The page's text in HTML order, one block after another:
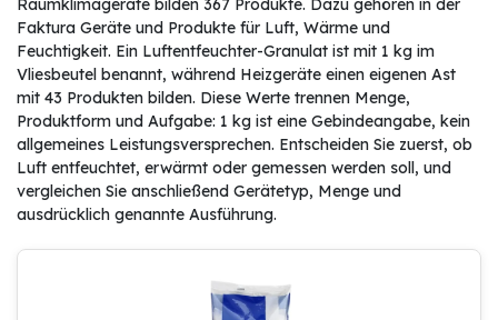
Raumklimageräte bilden 367 Produkte. Dazu gehören in der
Faktura Geräte und Produkte für Luft, Wärme und
Feuchtigkeit. Ein Luftentfeuchter-Granulat ist mit 1 kg im
Vliesbeutel benannt, während Heizgeräte einen eigenen Ast
mit 43 Produkten bilden. Diese Werte trennen Menge,
Produktform und Aufgabe: 1 kg ist eine Gebindeangabe, kein
allgemeines Leistungsversprechen. Entscheiden Sie zuerst, ob
Luft entfeuchtet, erwärmt oder gemessen werden soll, und
vergleichen Sie anschließend Gerätetyp, Menge und
ausdrücklich genannte Ausführung.